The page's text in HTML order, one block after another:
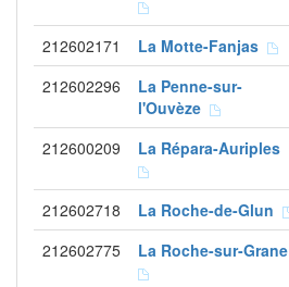
212602171 La Motte-Fanjas
212602296
La Penne-sur-
l'Ouvèze
212600209 La Répara-Auriples
212602718 La Roche-de-Glun
212602775 La Roche-sur-Grane